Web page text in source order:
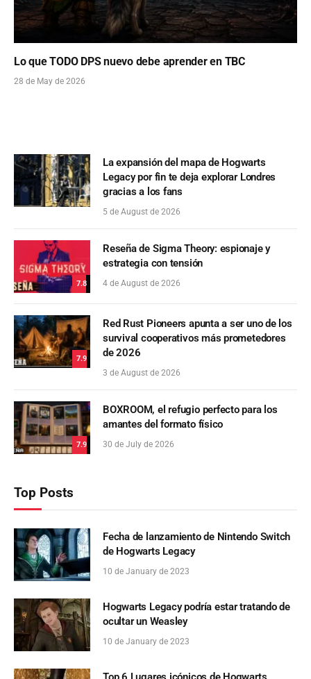
Lo que TODO DPS nuevo debe aprender en TBC
28 de May de 2026
La expansión del mapa de Hogwarts
Legacy por fin te deja explorar Londres
gracias a los fans
5 de August de 2026
7.8
Reseña de Sigma Theory: espionaje y
estrategia con tensión
4 de August de 2026
7.9
Red Rust Pioneers apunta a ser uno de los
survival cooperativos más prometedores
de 2026
3 de August de 2026
7.9
BOXROOM, el refugio perfecto para los
amantes del formato físico
30 de July de 2026
Top Posts
Fecha de lanzamiento de Nintendo Switch
de Hogwarts Legacy
10 de January de 2023
Hogwarts Legacy podría estar tratando de
ocultar un Weasley
10 de January de 2023